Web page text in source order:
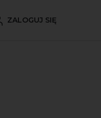
ZALOGUJ SIĘ